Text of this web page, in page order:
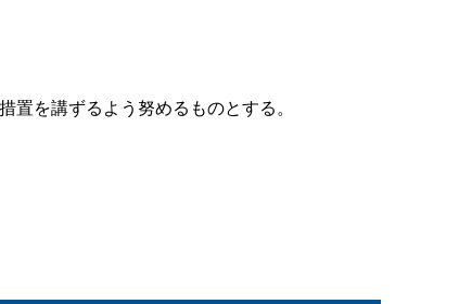
を講ずるよう努めるものとする。